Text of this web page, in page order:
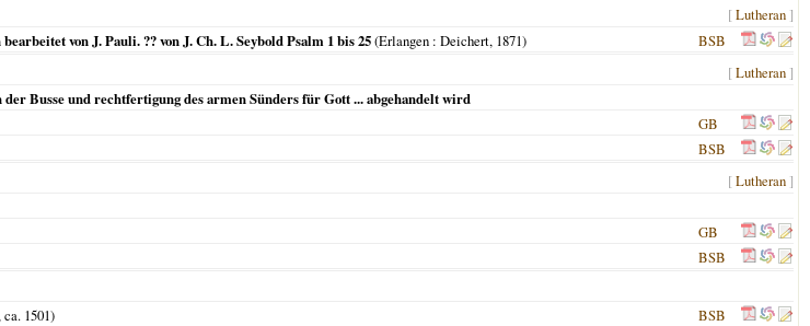
[Lutheran ]
von J. Pauli. ?? von J. Ch. L. Seybold Psalm 1 bis 25(Erlangen : Deichert, 1871) BSB
[Lutheran ]
Busse und rechtfertigung des armen Sünders für Gott ... abgehandelt wird
GB
BSB
[Lutheran ]
GB
BSB
ca. 1501) BSB